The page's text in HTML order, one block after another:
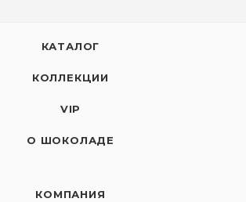
КАТАЛОГ
КОЛЛЕКЦИИ
VIP
О ШОКОЛАДЕ
КОМПАНИЯ